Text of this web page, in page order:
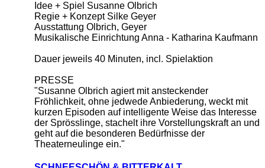
Idee + Spiel Susanne Olbrich
Regie + Konzept Silke Geyer
Ausstattung Olbrich, Geyer
Musikalische Einrichtung Anna - Katharina Kaufmann
Dauer jeweils 40 Minuten, incl. Spielaktion
PRESSE
"Susanne Olbrich agiert mit ansteckender
Fröhlichkeit, ohne jedwede Anbiederung, weckt mit
kurzen Episoden auf intelligente Weise das Interesse
der Sprösslinge, stachelt ihre Vorstellungskraft an und
geht auf die besonderen Bedürfnisse der
Theaterneulinge ein."